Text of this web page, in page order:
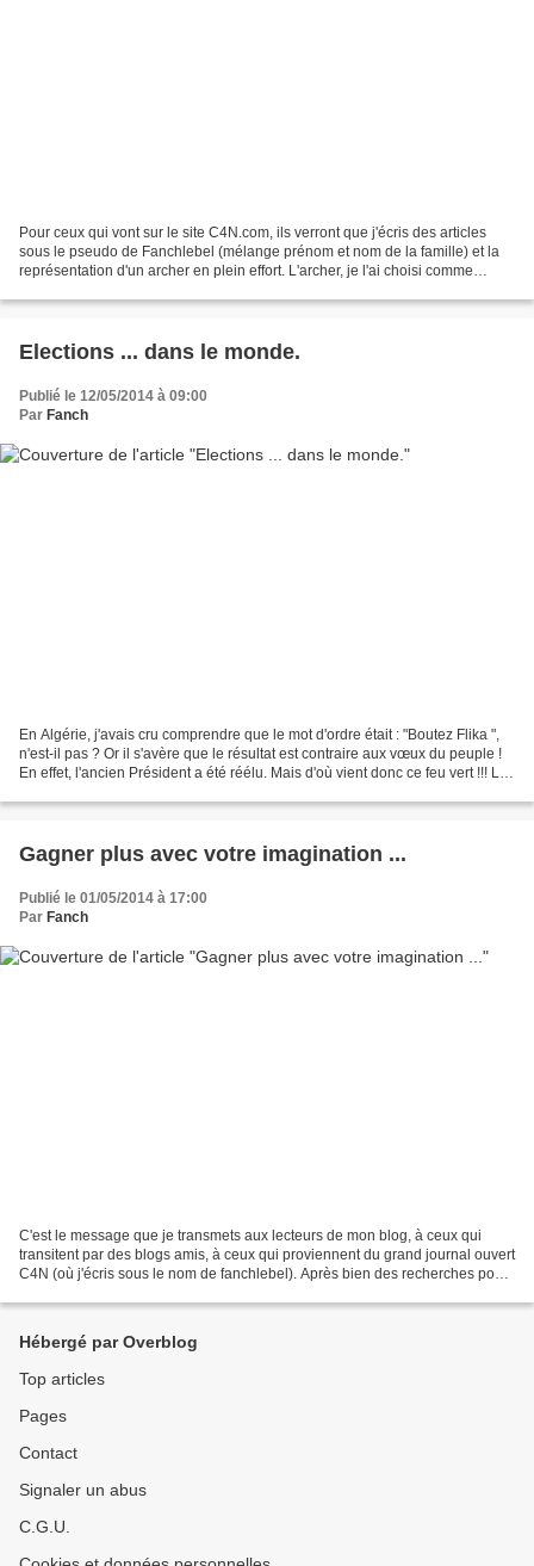
Pour ceux qui vont sur le site C4N.com, ils verront que j'écris des articles
sous le pseudo de Fanchlebel (mélange prénom et nom de la famille) et la
représentation d'un archer en plein effort. L'archer, je l'ai choisi comme
Elections ... dans le monde.
Publié le 12/05/2014 à 09:00
Par Fanch
En Algérie, j'avais cru comprendre que le mot d'ordre était : "Boutez Flika ",
n'est-il pas ? Or il s'avère que le résultat est contraire aux vœux du peuple !
En effet, l'ancien Président a été réélu. Mais d'où vient donc ce feu vert !!! Le
Gagner plus avec votre imagination ...
Publié le 01/05/2014 à 17:00
Par Fanch
C'est le message que je transmets aux lecteurs de mon blog, à ceux qui
transitent par des blogs amis, à ceux qui proviennent du grand journal ouvert
C4N (où j'écris sous le nom de fanchlebel). Après bien des recherches pour
Hébergé par Overblog
Top articles
Pages
Contact
Signaler un abus
C.G.U.